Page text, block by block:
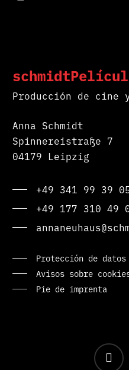
Producción de
Anna Schmidt
Spinnereistraße 7
04179 Leipzig
+49 341 99 39
+49 177 310 49
Protección de datos
Avisos sobre
Pie de imprenta
facebook